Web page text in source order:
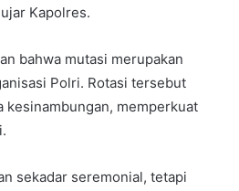
Kapolres.
bahwa mutasi merupakan
Polri. Rotasi tersebut
kesinambungan, memperkuat
sekadar seremonial, tetapi